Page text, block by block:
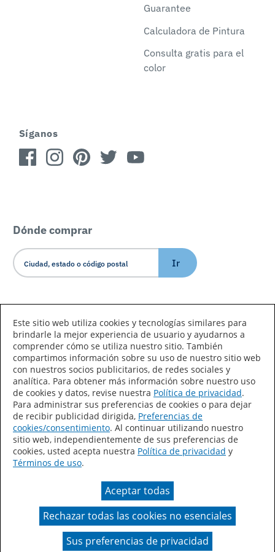
Guarantee
Calculadora de Pintura
Consulta gratis para el
color
Síganos
Dónde comprar
Ir
Declaración de accesibilidad
Mapa del sitio
Términos de uso
Privacidad
Sus preferencias de privacidad
Ley de Cadenas de Suministro de California
Un color real puede variar en comparación con la
presentación en pantalla.
Este sitio web utiliza cookies y tecnologías similares para
brindarle la mejor experiencia de usuario y ayudarnos a
comprender cómo se utiliza nuestro sitio. También
compartimos información sobre su uso de nuestro sitio web
con nuestros socios publicitarios, de redes sociales y
analítica. Para obtener más información sobre nuestro uso
de cookies y datos, revise nuestra Política de privacidad.
Para administrar sus preferencias de cookies o para dejar
de recibir publicidad dirigida, Preferencias de
cookies/consentimiento. Al continuar utilizando nuestro
sitio web, independientemente de sus preferencias de
cookies, usted acepta nuestra Política de privacidad y
Términos de uso.
Aceptar todas
Rechazar todas las cookies no esenciales
Sus preferencias de privacidad